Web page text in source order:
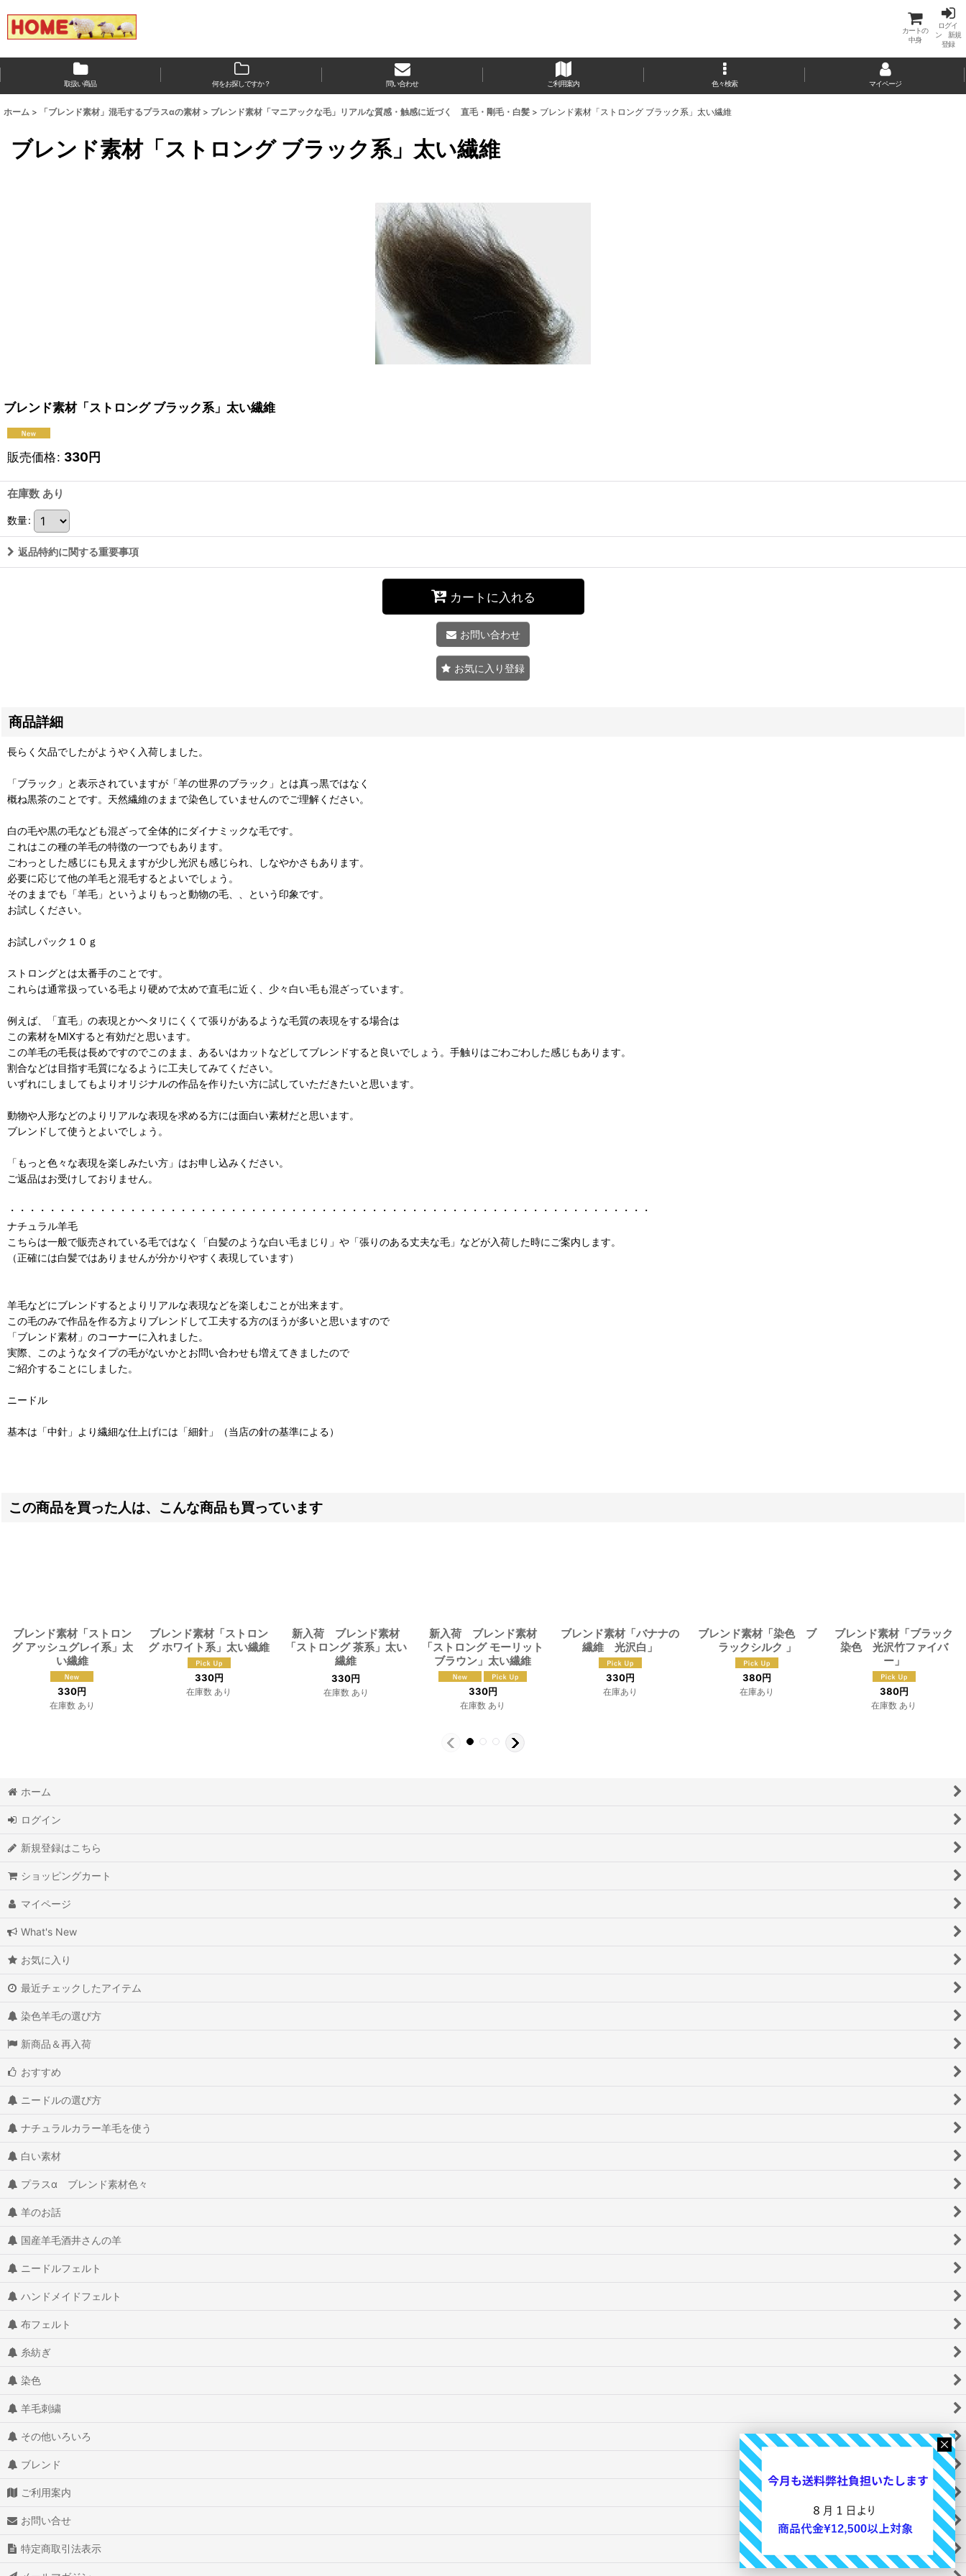
カートの
中身
ログイ
ン 新規
登録
取扱い商品 何をお探しですか？ 問い合わせ ご利用案内 色々検索 マイページ
ホーム > 「ブレンド素材」混毛するプラスαの素材 > ブレンド素材「マニアックな毛」リアルな質感・触感に近づく 直毛・剛毛・白髪 > ブレンド素材「ストロング ブラック系」太い繊維
ブレンド素材「ストロング ブラック系」太い繊維
ブレンド素材「ストロング ブラック系」太い繊維
販売価格: 330円
在庫数 あり
数量:
返品特約に関する重要事項
カートに入れる
お問い合わせ
お気に入り登録
商品詳細
長らく欠品でしたがようやく入荷しました。
「ブラック」と表示されていますが「羊の世界のブラック」とは真っ黒ではなく
概ね黒茶のことです。天然繊維のままで染色していませんのでご理解ください。
白の毛や黒の毛なども混ざって全体的にダイナミックな毛です。
これはこの種の羊毛の特徴の一つでもあります。
ごわっとした感じにも見えますが少し光沢も感じられ、しなやかさもあります。
必要に応じて他の羊毛と混毛するとよいでしょう。
そのままでも「羊毛」というよりもっと動物の毛、、という印象です。
お試しください。
お試しパック１０ｇ
ストロングとは太番手のことです。
これらは通常扱っている毛より硬めで太めで直毛に近く、少々白い毛も混ざっています。
例えば、「直毛」の表現とかヘタリにくくて張りがあるような毛質の表現をする場合は
この素材をMIXすると有効だと思います。
この羊毛の毛長は長めですのでこのまま、あるいはカットなどしてブレンドすると良いでしょう。手触りはごわごわした感じもあります。
割合などは目指す毛質になるように工夫してみてください。
いずれにしましてもよりオリジナルの作品を作りたい方に試していただきたいと思います。
動物や人形などのよりリアルな表現を求める方には面白い素材だと思います。
ブレンドして使うとよいでしょう。
「もっと色々な表現を楽しみたい方」はお申し込みください。
ご返品はお受けしておりません。
・・・・・・・・・・・・・・・・・・・・・・・・・・・・・・・・・・・・・・・・・・・・・・・・・・・・・・・・・・・・・・・・
ナチュラル羊毛
こちらは一般で販売されている毛ではなく「白髪のような白い毛まじり」や「張りのある丈夫な毛」などが入荷した時にご案内します。
（正確には白髪ではありませんが分かりやすく表現しています）
羊毛などにブレンドするとよりリアルな表現などを楽しむことが出来ます。
この毛のみで作品を作る方よりブレンドして工夫する方のほうが多いと思いますので
「ブレンド素材」のコーナーに入れました。
実際、このようなタイプの毛がないかとお問い合わせも増えてきましたので
ご紹介することにしました。
ニードル
基本は「中針」より繊細な仕上げには「細針」（当店の針の基準による）
この商品を買った人は、こんな商品も買っています
ブレンド素材「ストロン
グ アッシュグレイ系」太
い繊維
330円
在庫数 あり
ブレンド素材「ストロン
グ ホワイト系」太い繊維
330円
在庫数 あり
新入荷 ブレンド素材
「ストロング 茶系」太い
繊維
330円
在庫数 あり
新入荷 ブレンド素材
「ストロング モーリット
ブラウン」太い繊維
330円
在庫数 あり
ブレンド素材「バナナの
繊維 光沢白」
330円
在庫あり
ブレンド素材「染色 ブ
ラックシルク 」
380円
在庫あり
ブレンド素材「ブラック
染色 光沢竹ファイバ
ー」
380円
在庫数 あり
ホーム
ログイン
新規登録はこちら
ショッピングカート
マイページ
What's New
お気に入り
最近チェックしたアイテム
染色羊毛の選び方
新商品＆再入荷
おすすめ
ニードルの選び方
ナチュラルカラー羊毛を使う
白い素材
プラスα ブレンド素材色々
羊のお話
国産羊毛酒井さんの羊
ニードルフェルト
ハンドメイドフェルト
布フェルト
糸紡ぎ
染色
羊毛刺繍
その他いろいろ
ブレンド
ご利用案内
お問い合せ
特定商取引法表示